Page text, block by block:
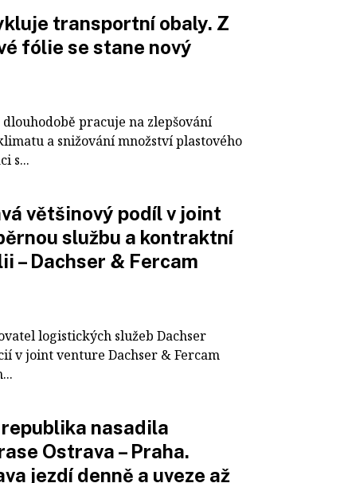
transportní obaly. Z
fólie se stane nový
pracuje na zlepšování
a snižování množství plastového
s...
většinový podíl v joint
službu a kontraktní
– Dachser & Fercam
logistických služeb Dachser
v joint venture Dachser & Fercam
republika nasadila
Ostrava – Praha.
jezdí denně a uveze až